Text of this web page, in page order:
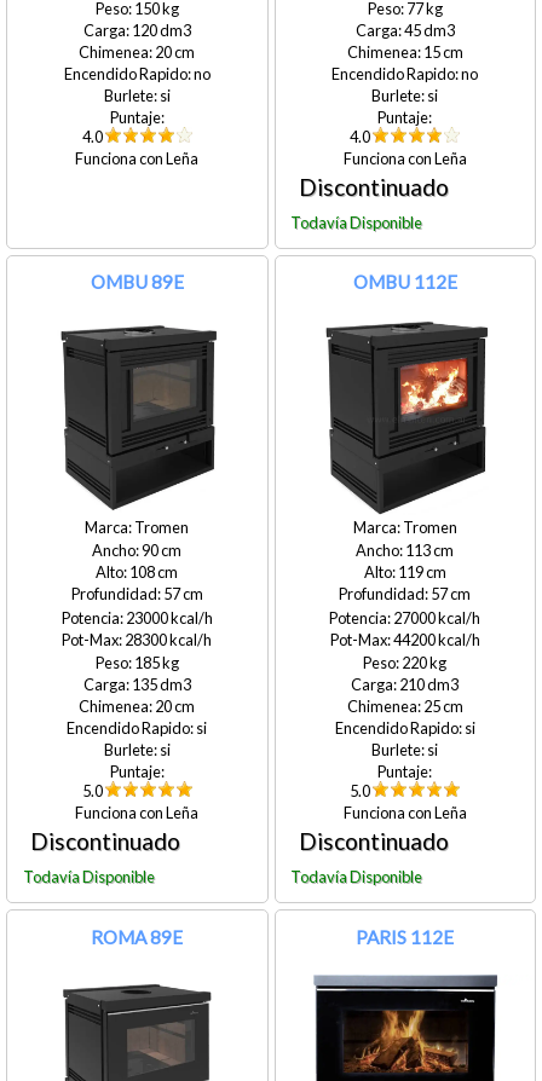
150
120
20
no
si
4.0
Leña
77
45
15
no
si
4.0
Leña
OMBU 89E
Tromen
90
108
57
23000
28300
185
135
20
si
si
5.0
Leña
OMBU 112E
Tromen
113
119
57
27000
44200
220
210
25
si
si
5.0
Leña
ROMA 89E PARIS 112E